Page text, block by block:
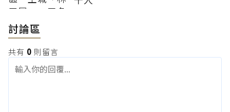
討論區
共有 0 則留言